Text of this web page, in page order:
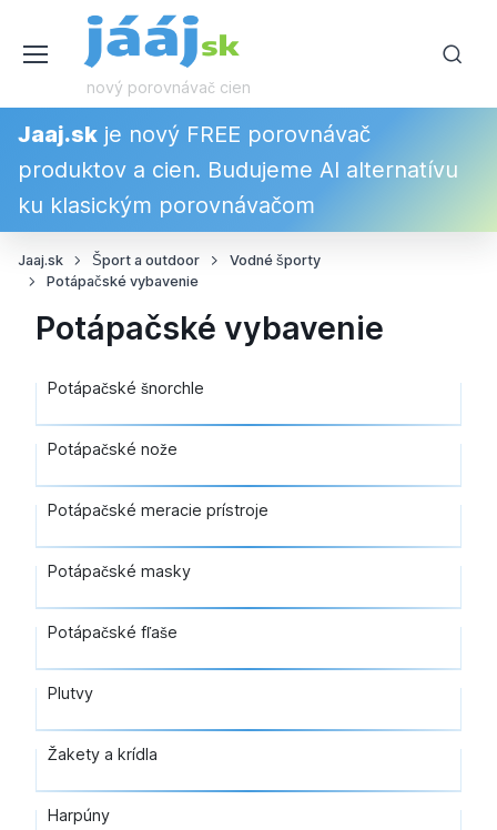
nový porovnávač cien
Jaaj.sk je nový FREE porovnávač
produktov a cien. Budujeme AI alternatívu
ku klasickým porovnávačom
Jaaj.sk Šport a outdoor
Vodné športy
Potápačské vybavenie
Potápačské vybavenie
Potápačské šnorchle
Potápačské nože
Potápačské meracie prístroje
Potápačské masky
Potápačské fľaše
Plutvy
Žakety a krídla
Harpúny